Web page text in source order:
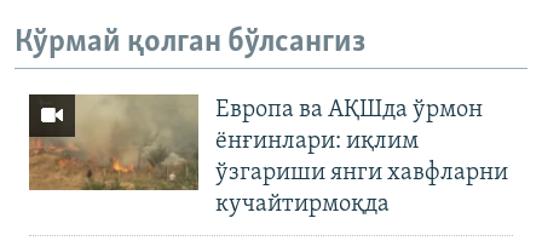
Кўрмай қолган бўлсангиз
Европа ва АҚШда ўрмон
ёнғинлари: иқлим
ўзгариши янги хавфларни
кучайтирмоқда